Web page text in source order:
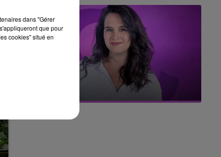
dans "Gérer
que pour
cookies" situé en